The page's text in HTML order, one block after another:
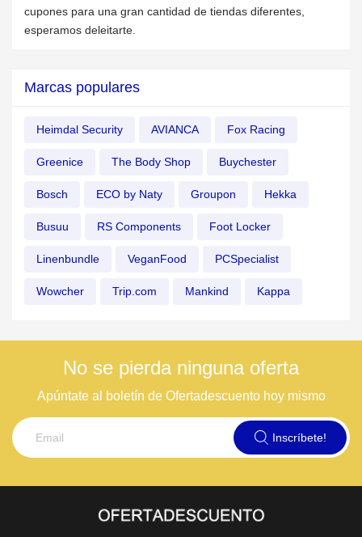
cupones para una gran cantidad de tiendas diferentes,
esperamos deleitarte.
Marcas populares
Heimdal Security AVIANCA Fox Racing
Greenice The Body Shop Buychester
Bosch ECO by Naty Groupon Hekka
Busuu RS Components Foot Locker
Linenbundle VeganFood PCSpecialist
Wowcher Trip.com Mankind Kappa
No se pierda ninguna oferta
Apúntate al boletín de Ofertadescuento hoy mismo
Inscríbete!